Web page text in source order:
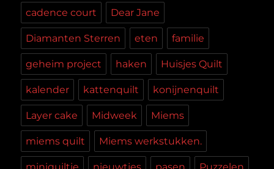
cadence court Dear Jane
Diamanten Sterren eten familie
geheim project haken Huisjes Quilt
kalender kattenquilt konijnenquilt
Layer cake Midweek Miems
miems quilt Miems werkstukken.